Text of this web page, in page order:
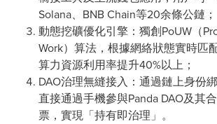
Solana、BNB Chain等20余條公鏈；
動態挖礦優化引擎：獨創PoUW（
Work）算法，根據網絡狀態實時匹
算力資源利用率提升40%以上；
DAO治理無縫接入：通過鏈上身份
直接通過手機參與Panda DAO及其
票，實現「持有即治理」。